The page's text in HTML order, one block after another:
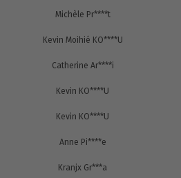
Michèle Pr****t
Kevin Moihié KO****U
Catherine Ar****i
Kevin KO****U
Kevin KO****U
Anne Pi****e
Kranjx Gr***a